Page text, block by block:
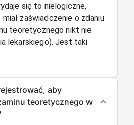
się to nielogiczne,
zaświadczenie o zdaniu
teoretycznego nikt nie
lekarskiego). Jest taki
aby
teoretycznego w